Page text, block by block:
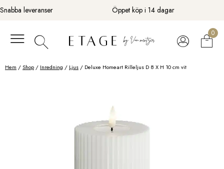
Fortsätt
till
Snabba leveranser Öppet köp i 14 dagar
0
Hem /Shop / Inredning / Ljus / Deluxe Homeart Rilleljus D 8 X H 10 cm vit